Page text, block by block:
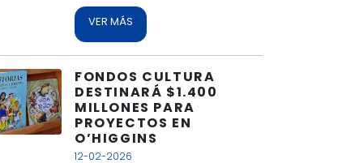
VER MÁS
FONDOS CULTURA
DESTINARÁ $1.400
MILLONES PARA
PROYECTOS EN
O’HIGGINS
12-02-2026